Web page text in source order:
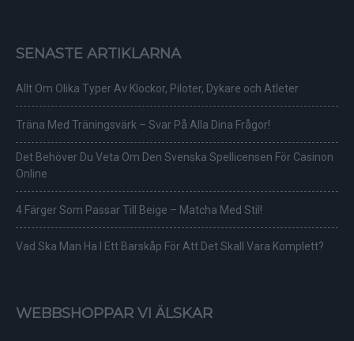
SENASTE ARTIKLARNA
Allt Om Olika Typer Av Klockor, Piloter, Dykare och Atleter
Träna Med Träningsvärk – Svar På Alla Dina Frågor!
Det Behöver Du Veta Om Den Svenska Spellicensen För Casinon
Online
4 Färger Som Passar Till Beige – Matcha Med Stil!
Vad Ska Man Ha I Ett Barskåp För Att Det Skall Vara Komplett?
WEBBSHOPPAR VI ÄLSKAR